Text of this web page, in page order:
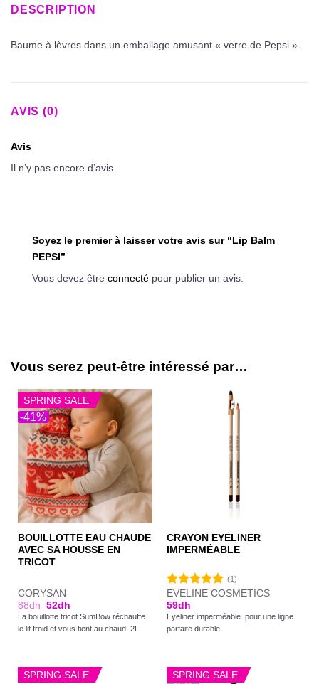
DESCRIPTION
Baume à lèvres dans un emballage amusant « verre de Pepsi ».
AVIS (0)
Avis
Il n’y pas encore d’avis.
Soyez le premier à laisser votre avis sur “Lip Balm
PEPSI”
Vous devez être connecté pour publier un avis.
Vous serez peut-être intéressé par…
-41%
SPRING SALE
BOUILLOTTE EAU CHAUDE
AVEC SA HOUSSE EN
TRICOT
CORYSAN
88dh 52dh
La bouillotte tricot SumBow réchauffe
le lit froid et vous tient au chaud. 2L
CRAYON EYELINER
IMPERMÉABLE
Note5.00
sur 5
(1)
EVELINE COSMETICS
59dh
Eyeliner imperméable. pour une ligne
parfaite durable.
SPRING SALE SPRING SALE